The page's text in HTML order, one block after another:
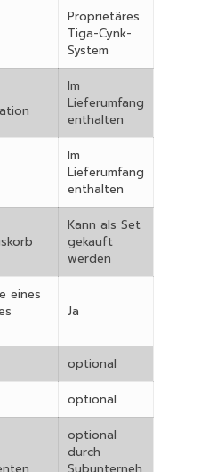
Proprietäres
Tiga-Cynk-
System
Im
Lieferumfang
enthalten
Im
Lieferumfang
enthalten
Kann als Set
gekauft
werden
eines
Ja
optional
optional
optional
durch